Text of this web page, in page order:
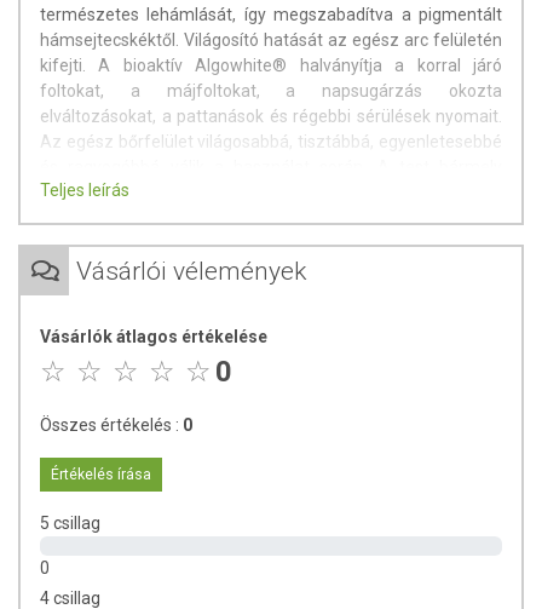
természetes lehámlását, így megszabadítva a pigmentált
hámsejtecskéktől. Világosító hatását az egész arc felületén
kifejti. A bioaktív Algowhite® halványítja a korral járó
foltokat, a májfoltokat, a napsugárzás okozta
elváltozásokat, a pattanások és régebbi sérülések nyomait.
Az egész bőrfelület világosabbá, tisztábbá, egyenletesebbé
részén eredményesen használható.
Méhpempő
Aloe vera
Édes mandula olaj
Moszat
Gerániumolaj
Medveszőlő
Vöröshere
Hanga kivonat
Teljes leírás
Vásárlói vélemények
Vásárlók átlagos értékelése
0
Összes értékelés : 0
Értékelés írása
5 csillag
0
4 csillag